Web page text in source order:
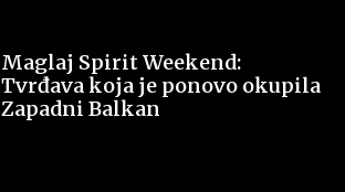
Maglaj Spirit Weekend:
Tvrđava koja je ponovo okupila
Zapadni Balkan